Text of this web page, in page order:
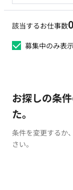
該当するお仕事数0
募集中のみ表
お探しの条
た。
条件を変更するか
さい。